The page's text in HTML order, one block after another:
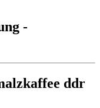
-
ddr